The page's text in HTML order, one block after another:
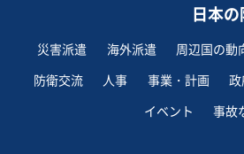
日本
災害派遣 海外派遣 周辺国の動
防衛交流
人事 事業・計画
イベント
事故